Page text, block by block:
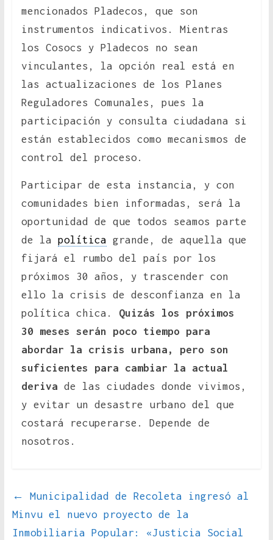
mencionados Pladecos, que son
instrumentos indicativos. Mientras
los Cosocs y Pladecos no sean
vinculantes, la opción real está en
las actualizaciones de los Planes
Reguladores Comunales, pues la
participación y consulta ciudadana si
están establecidos como mecanismos de
control del proceso.
Participar de esta instancia, y con
comunidades bien informadas, será la
oportunidad de que todos seamos parte
de la política grande, de aquella que
fijará el rumbo del país por los
próximos 30 años, y trascender con
ello la crisis de desconfianza en la
política chica. Quizás los próximos
30 meses serán poco tiempo para
abordar la crisis urbana, pero son
suficientes para cambiar la actual
deriva de las ciudades donde vivimos,
y evitar un desastre urbano del que
costará recuperarse. Depende de
nosotros.
←
Municipalidad de Recoleta ingresó al
Minvu el nuevo proyecto de la
Inmobiliaria Popular: «Justicia Social